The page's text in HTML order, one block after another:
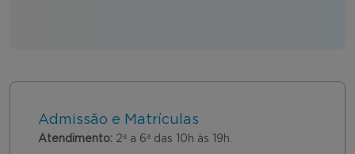
Admissão e Matrículas
Atendimento: 2ª a 6ª das 10h às 19h.